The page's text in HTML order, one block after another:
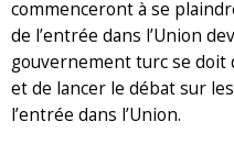
commenceront à se
de l’entrée dans l’Union
gouvernement turc se doit
et de lancer le débat sur
l’entrée dans l’Union.